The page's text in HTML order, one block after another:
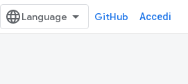
GitHub Accedi